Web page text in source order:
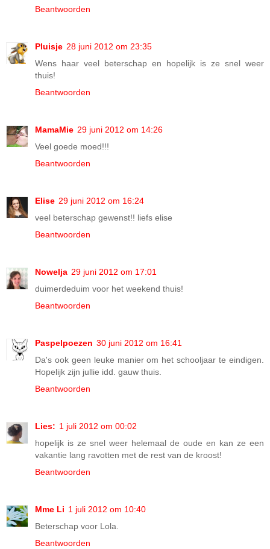
Beantwoorden
Pluisje 28 juni 2012 om 23:35
Wens haar veel beterschap en hopelijk is ze snel weer
thuis!
Beantwoorden
MamaMie 29 juni 2012 om 14:26
Veel goede moed!!!
Beantwoorden
Elise 29 juni 2012 om 16:24
veel beterschap gewenst!! liefs elise
Beantwoorden
Nowelja 29 juni 2012 om 17:01
duimerdeduim voor het weekend thuis!
Beantwoorden
Paspelpoezen 30 juni 2012 om 16:41
Da's ook geen leuke manier om het schooljaar te eindigen.
Hopelijk zijn jullie idd. gauw thuis.
Beantwoorden
Lies: 1 juli 2012 om 00:02
hopelijk is ze snel weer helemaal de oude en kan ze een
vakantie lang ravotten met de rest van de kroost!
Beantwoorden
Mme Li 1 juli 2012 om 10:40
Beterschap voor Lola.
Beantwoorden